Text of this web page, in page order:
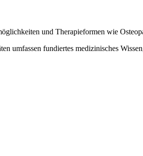
und Therapieformen wie
umfassen fundiertes medizinisches